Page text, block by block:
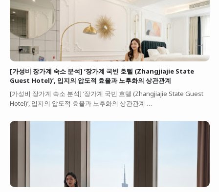
[가성비 장가계 숙소 분석] ‘장가계 국빈 호텔 (Zhangjiajie State
Guest Hotel)’, 입지의 압도적 효율과 노후화의 상관관계
[가성비 장가계 숙소 분석] ‘장가계 국빈 호텔 (Zhangjiajie State Guest
Hotel)’, 입지의 압도적 효율과 노후화의 상관관계 …